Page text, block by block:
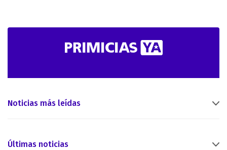
Noticias más leídas
Últimas noticias